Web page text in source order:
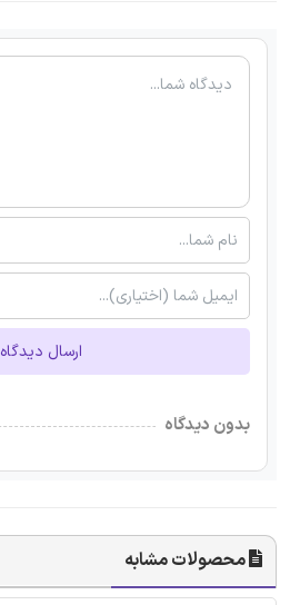
ارسال دیدگاه
بدون دیدگاه
محصولات مشابه